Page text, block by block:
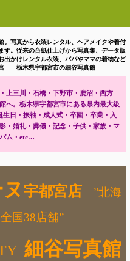
。写真から衣装レンタル、ヘアメイクや着付
す。従来の台紙仕上げから写真集、データ販
出かけレンタル衣装、パパやママの着物など
栃木県宇都宮市の細谷写真館
上三川・石橋・下野市・鹿沼・西方
へ。栃木県宇都宮市にある県内最大級
日・振袖・成人式・卒園・卒業・入
・婚礼・葬儀・記念・子供・家族・マ
ム・etc…
宇都宮店 ”北海
国38店舗”
細谷写真館